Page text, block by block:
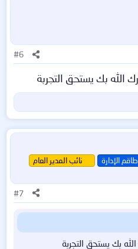
جهازك تفضل بزيارة
على شرح الخطوات كاملة
على معظم مميزات إصدار
فهي غير متوفرة في
إعجابكم ❤️
#6
الله بك يستحق التجربة
طاقم الإدارة نائب المدير العام
#7
بك يستحق التجربة